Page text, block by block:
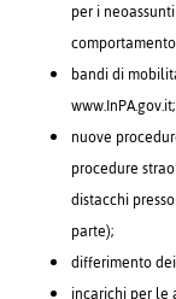
per i
bandi di
www.InPA.gov.it;
nuove
procedure
distacchi
parte);
differimento